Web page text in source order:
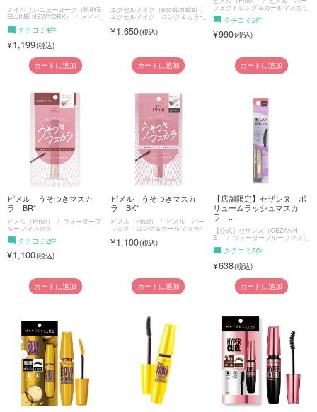
メイベリンニューヨーク（MAYB
ELLINE NEWYORK） メイベ
リン ボリュームエクスプレス
ハイパーカール
クチコミ4件
1,199
カートに追加
エクセルメイク（exceLmake)
エクセルメイク ロング＆カラー
1,650
カートに追加
フェクトロング＆カールマスカラ
クチコミ2件
990
カートに追加
ピメル うそつきマスカ
ラ BR*
ピメル（Pmel） ウォータープ
ルーフマスカラ
クチコミ2件
1,100
カートに追加
ピメル うそつきマスカ
ラ BK*
ピメル（Pmel） ピメル パー
フェクトロング＆カールマスカラ
1,100
カートに追加
【店舗限定】セザンヌ ボ
リュームラッシュマスカ
ラ ...
【公式】セザンヌ（CEZANN
E） ウォータープルーフマスカ
クチコミ5件
638
カートに追加